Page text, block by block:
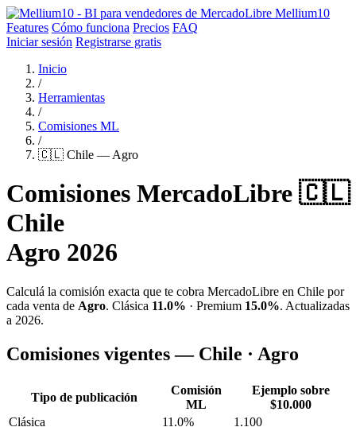
Mellium10
Features Cómo funciona Precios FAQ
Iniciar sesión Registrarse gratis
Inicio
/
Herramientas
/
Comisiones ML
/
🇨🇱 Chile — Agro
Comisiones MercadoLibre 🇨🇱
Chile
Agro 2026
Calculá la comisión exacta que te cobra MercadoLibre en Chile por
cada venta de Agro. Clásica 11.0% · Premium 15.0%. Actualizadas
a 2026.
Comisiones vigentes — Chile · Agro
Tipo de publicación
Comisión
ML
Ejemplo sobre
$10.000
Clásica
11.0%
1.100